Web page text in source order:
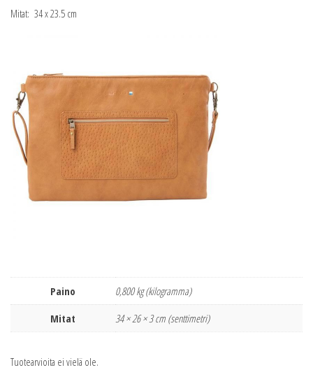
Mitat: 34 x 23.5 cm
Paino
0,800 kg (kilogramma)
Mitat
34 × 26 × 3 cm (senttimetri)
Tuotearvioita ei vielä ole.